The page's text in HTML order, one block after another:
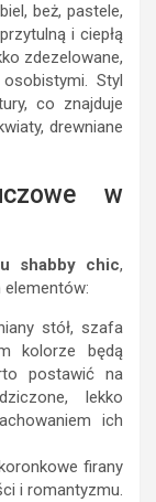
beż, pastele,
i ciepłą
zdezelowane,
Styl
co znajduje
drewniane
w
shabby chic,
elementów:
stół, szafa
kolorze będą
postawić na
lekko
ich
firany
i romantyzmu.